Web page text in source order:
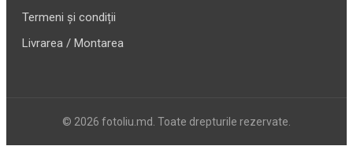
Termeni și condiții
Livrarea / Montarea
© 2026 fotoliu.md. Toate drepturile rezervate.